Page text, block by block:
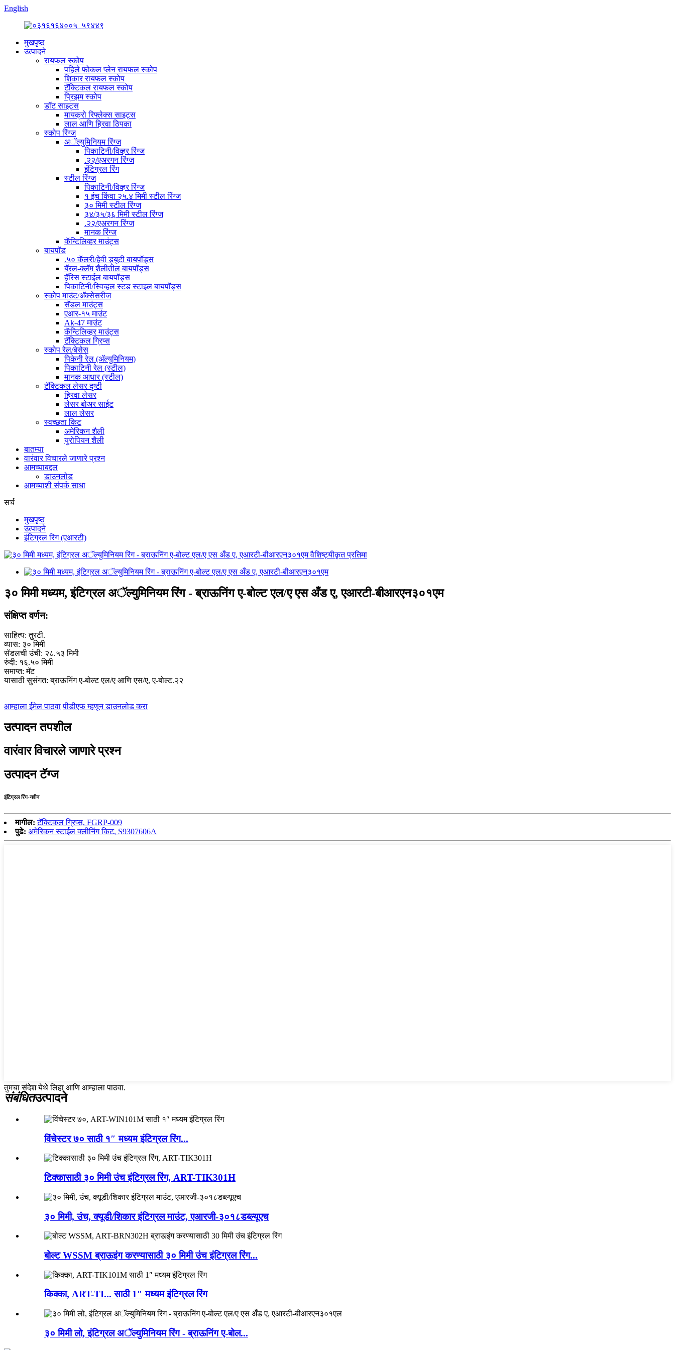
English
मुखपृष्ठ
उत्पादने
रायफल स्कोप
पहिले फोकल प्लेन रायफल स्कोप
शिकार रायफल स्कोप
टॅक्टिकल रायफल स्कोप
प्रिझम स्कोप
डॉट साइट्स
मायक्रो रिफ्लेक्स साइट्स
लाल आणि हिरवा ठिपका
स्कोप रिंग्ज
अॅल्युमिनियम रिंग्ज
पिकाटिनी/विव्हर रिंग्ज
.२२/एअरगन रिंग्ज
इंटिग्रल रिंग
स्टील रिंग्ज
पिकाटिनी/विव्हर रिंग्ज
१ इंच किंवा २५.४ मिमी स्टील रिंग्ज
३० मिमी स्टील रिंग्ज
३४/३५/३६ मिमी स्टील रिंग्ज
.२२/एअरगन रिंग्ज
मानक रिंग्ज
कॅन्टिलिव्हर माउंट्स
बायपॉड
.५० कॅलरी/हेवी ड्यूटी बायपॉड्स
बॅरल-क्लॅम शैलीतील बायपॉड्स
हॅरिस स्टाईल बायपॉड्स
पिकाटिनी/स्विव्हल स्टड स्टाइल बायपॉड्स
स्कोप माउंट/अ‍ॅक्सेसरीज
सॅडल माउंट्स
एआर-१५ माउंट
Ak-47 माउंट
कॅन्टिलिव्हर माउंट्स
टॅक्टिकल ग्रिप्स
स्कोप रेल/बेसेस
पिकेनी रेल (अ‍ॅल्युमिनियम)
पिकाटिनी रेल (स्टील)
मानक आधार (स्टील)
टॅक्टिकल लेसर दृष्टी
हिरवा लेसर
लेसर बोअर साईट
लाल लेसर
स्वच्छता किट
अमेरिकन शैली
युरोपियन शैली
बातम्या
वारंवार विचारले जाणारे प्रश्न
आमच्याबद्दल
डाउनलोड
आमच्याशी संपर्क साधा
सर्च
मुखपृष्ठ
उत्पादने
इंटिग्रल रिंग (एआरटी)
३० मिमी मध्यम, इंटिग्रल अॅल्युमिनियम रिंग - ब्राऊनिंग ए-बोल्ट एल/ए एस अँड ए, एआरटी-बीआरएन३०१एम
संक्षिप्त वर्णन:
साहित्य: तुरटी.
व्यास: ३० मिमी
सॅडलची उंची: २८.५३ मिमी
रुंदी: १६.५० मिमी
समाप्त: मॅट
यासाठी सुसंगत: ब्राऊनिंग ए-बोल्ट एल/ए आणि एस/ए, ए-बोल्ट.२२
आम्हाला ईमेल पाठवा पीडीएफ म्हणून डाउनलोड करा
उत्पादन तपशील
वारंवार विचारले जाणारे प्रश्न
उत्पादन टॅग्ज
इंटिग्रल रिंग-नवीन
मागील: टॅक्टिकल ग्रिप्स, FGRP-009
पुढे: अमेरिकन स्टाईल क्लीनिंग किट, S9307606A
तुमचा संदेश येथे लिहा आणि आम्हाला पाठवा.
संबंधितउत्पादने
विंचेस्टर ७० साठी १″ मध्यम इंटिग्रल रिंग...
टिक्कासाठी ३० मिमी उंच इंटिग्रल रिंग, ART-TIK301H
३० मिमी, उंच, क्यूडी/शिकार इंटिग्रल माउंट, एआरजी-३०१८डब्ल्यूएच
बोल्ट WSSM ब्राऊइंग करण्यासाठी ३० मिमी उंच इंटिग्रल रिंग...
किक्का, ART-TI... साठी 1″ मध्यम इंटिग्रल रिंग
३० मिमी लो, इंटिग्रल अॅल्युमिनियम रिंग - ब्राऊनिंग ए-बोल...